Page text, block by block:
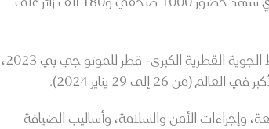
وستواصل قطر باستضافة العديد من الفعاليات الدولية الكبرى، بما في ذلك سباق جائزة الخطوط الجوية القطرية الكبرى- قطر للموتو جي بي 2023،
وإجراءات الأمن والسلامة، وأساليب الضيافة